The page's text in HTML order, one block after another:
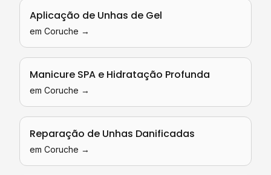
Aplicação de Unhas de Gel
em Coruche →
Manicure SPA e Hidratação Profunda
em Coruche →
Reparação de Unhas Danificadas
em Coruche →